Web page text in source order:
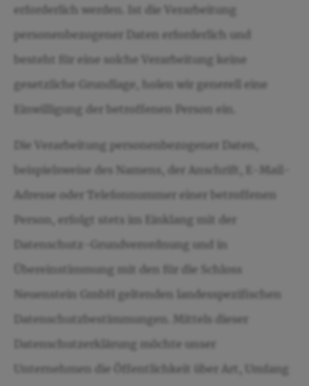
erforderlich werden. Ist die Verarbeitung
personenbezogener Daten erforderlich und
besteht für eine solche Verarbeitung keine
gesetzliche Grundlage, holen wir generell eine
Einwilligung der betroffenen Person ein.
Die Verarbeitung personenbezogener Daten,
beispielsweise des Namens, der Anschrift, E-Mail-
Adresse oder Telefonnummer einer betroffenen
Person, erfolgt stets im Einklang mit der
Datenschutz-Grundverordnung und in
Übereinstimmung mit den für die Schloss
Neuenstein GmbH geltenden landesspezifischen
Datenschutzbestimmungen. Mittels dieser
Datenschutzerklärung möchte unser
Unternehmen die Öffentlichkeit über Art, Umfang